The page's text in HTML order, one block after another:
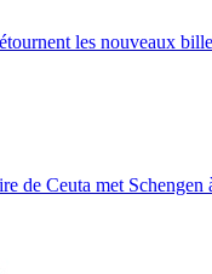
les nouveaux
de Ceuta met Schengen